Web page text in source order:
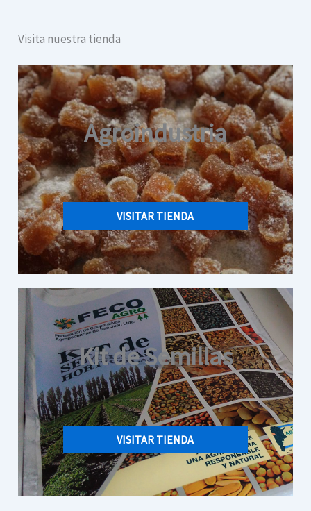
Visita nuestra tienda
Agroindustria
VISITAR TIENDA
Kit de Semillas
VISITAR TIENDA